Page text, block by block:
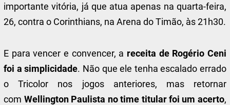
importante vitória, já que atua apenas na quarta-feira,
26, contra o Corinthians, na Arena do Timão, às 21h30.
E para vencer e convencer, a receita de Rogério Ceni
foi a simplicidade. Não que ele tenha escalado errado
o Tricolor nos jogos anteriores, mas retornar
com Wellington Paulista no time titular foi um acerto,